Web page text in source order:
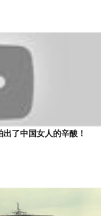
了中国女人的辛酸！